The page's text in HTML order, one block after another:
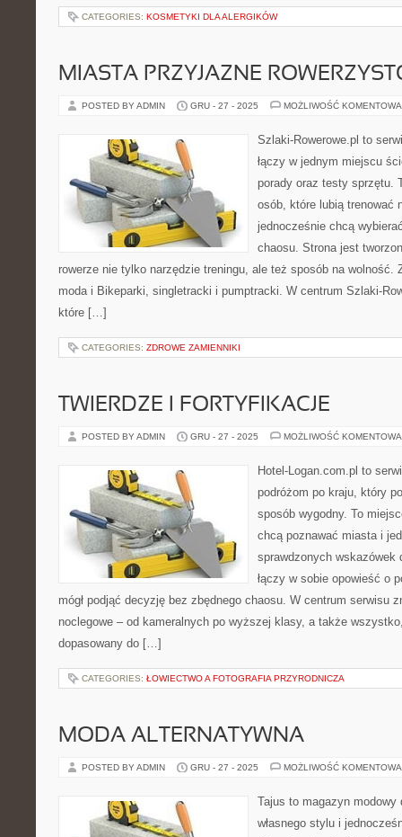
CATEGORIES: KOSMETYKI DLA ALERGIKÓW
MIASTA PRZYJAZNE
POSTED BY ADMIN GRU - 27 - 2025 MOŻLIWOŚĆ
Szlaki-Rowerowe.pl to
łączy w jednym miejscu
porady oraz testy sprzętu.
osób, które lubią trenować
jednocześnie chcą
chaosu. Strona jest
rowerze nie tylko narzędzie treningu, ale też sposób na wolność.
moda i Bikeparki, singletracki i pumptracki. W centrum Szlaki-
które […]
CATEGORIES: ZDROWE ZAMIENNIKI
TWIERDZE I FORTYFIKACJE
POSTED BY ADMIN GRU - 27 - 2025 MOŻLIWOŚĆ
Hotel-Logan.com.pl to
podróżom po kraju, który
sposób wygodny. To
chcą poznawać miasta i
sprawdzonych
łączy w sobie opowieść o
mógł podjąć decyzję bez zbędnego chaosu. W centrum serwisu
noclegowe – od kameralnych po wyższej klasy, a także
dopasowany do […]
CATEGORIES: ŁOWIECTWO A FOTOGRAFIA PRZYRODNICZA
MODA ALTERNATYWNA
POSTED BY ADMIN GRU - 27 - 2025 MOŻLIWOŚĆ
Tajus to magazyn
własnego stylu i